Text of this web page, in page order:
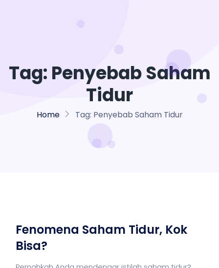
Tag: Penyebab Saham
Tidur
Home Tag: Penyebab Saham Tidur
Fenomena Saham Tidur, Kok
Bisa?